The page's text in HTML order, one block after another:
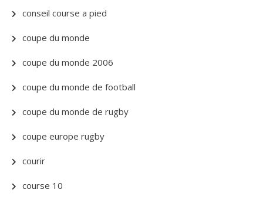
conseil course a pied
coupe du monde
coupe du monde 2006
coupe du monde de football
coupe du monde de rugby
coupe europe rugby
courir
course 10